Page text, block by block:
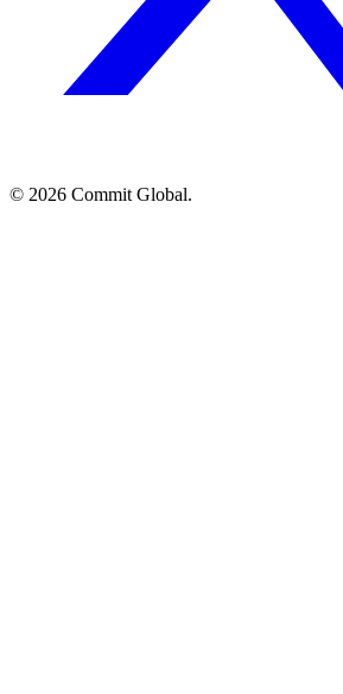
© 2026 Commit Global.